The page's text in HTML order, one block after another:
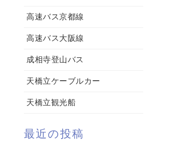
高速バス京都線
高速バス大阪線
成相寺登山バス
天橋立ケーブルカー
天橋立観光船
最近の投稿